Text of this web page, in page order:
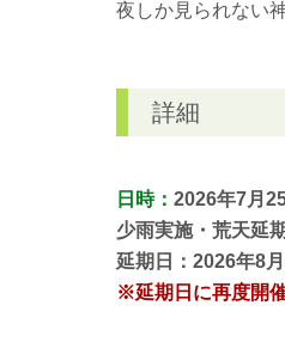
夜しか見られない
詳細
日時： 2026年7月
少雨実施・荒天延期
延期日：2026年8
※延期日に再度開